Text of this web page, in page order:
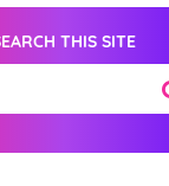
THIS SITE